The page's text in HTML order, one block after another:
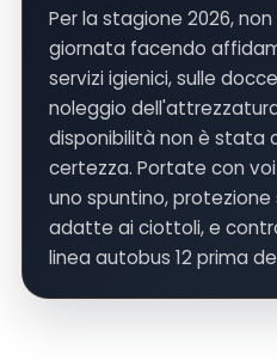
Per la stagione 2026,
giornata facendo
servizi igienici, sulle
noleggio
disponibilità non è stata
certezza. Portate con
uno spuntino,
adatte ai ciottoli, e
linea autobus 12 prima